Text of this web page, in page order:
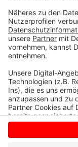
Anzeige
Anzeige